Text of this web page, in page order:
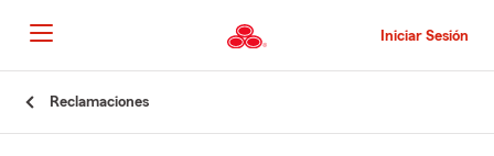
al
contenido
principal
Iniciar Sesión
Reclamaciones